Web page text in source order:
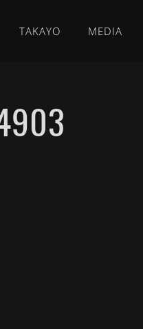
TAKAYO MEDIA